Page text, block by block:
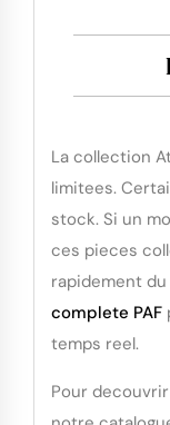
La collection
limitees.
stock. Si un
ces pieces
rapidement
complete PAF
temps reel.
Pour